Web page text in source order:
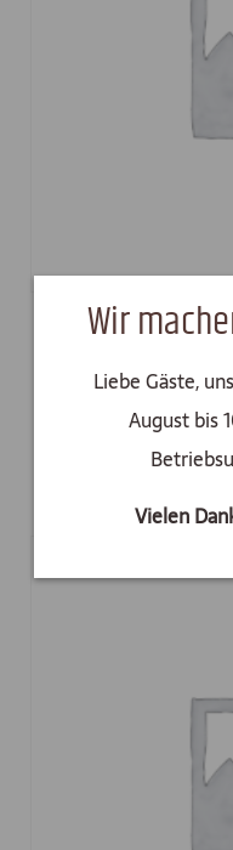
Wir
Liebe Gäste,
August bis
Vielen
In